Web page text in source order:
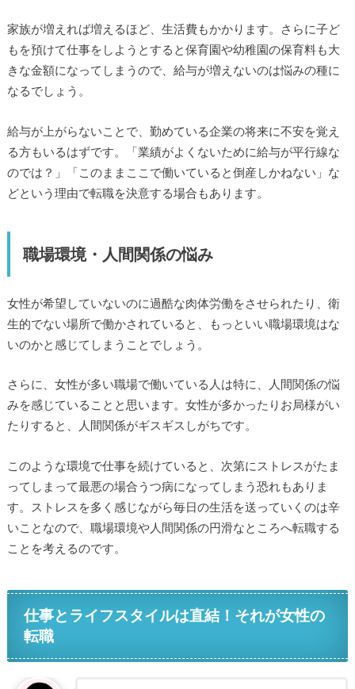
家族が増えれば増えるほど、生活費もかかります。さらに子ど
もを預けて仕事をしようとすると保育園や幼稚園の保育料も大
きな金額になってしまうので、給与が増えないのは悩みの種に
なるでしょう。
給与が上がらないことで、勤めている企業の将来に不安を覚え
る方もいるはずです。「業績がよくないために給与が平行線な
のでは？」「このままここで働いていると倒産しかねない」な
どという理由で転職を決意する場合もあります。
職場環境・人間関係の悩み
女性が希望していないのに過酷な肉体労働をさせられたり、衛
生的でない場所で働かされていると、もっといい職場環境はな
いのかと感じてしまうことでしょう。
さらに、女性が多い職場で働いている人は特に、人間関係の悩
みを感じていることと思います。女性が多かったりお局様がい
たりすると、人間関係がギスギスしがちです。
このような環境で仕事を続けていると、次第にストレスがたま
ってしまって最悪の場合うつ病になってしまう恐れもありま
す。ストレスを多く感じながら毎日の生活を送っていくのは辛
いことなので、職場環境や人間関係の円滑なところへ転職する
ことを考えるのです。
仕事とライフスタイルは直結！それが女性の
転職